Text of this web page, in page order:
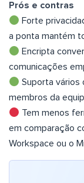
Prós e contras
Forte
a ponta mantém
Encripta
comunicações
Suporta vários
membros da
Tem menos
em comparação
Workspace ou o